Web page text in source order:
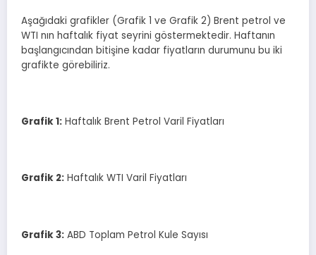
Aşağıdaki grafikler (Grafik 1 ve Grafik 2) Brent petrol ve
WTI nın haftalık fiyat seyrini göstermektedir. Haftanın
başlangıcından bitişine kadar fiyatların durumunu bu iki
grafikte görebiliriz.
Grafik1: Haftalık Brent Petrol Varil Fiyatları
Grafik 2: Haftalık WTI Varil Fiyatları
Grafik3: ABD Toplam Petrol Kule Sayısı